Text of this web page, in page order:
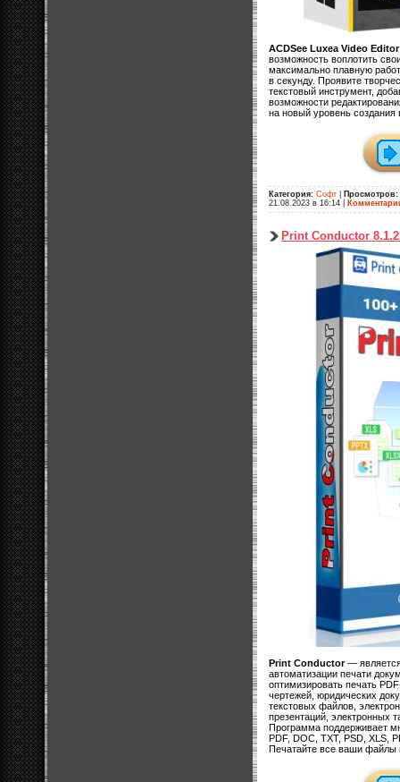
ACDSee Luxea Video
возможность воплотить
максимально плавную
в секунду. Проявите
текстовый инструмент,
возможности
на новый уровень создания
Категория: Софт Просмотров:
21.08.2023 в 16:14
Print Conductor
Print Conductor—
автоматизации печати
оптимизировать печать
чертежей, юридических
текстовых файлов,
презентаций, электронных
Программа поддерживает
PDF, DOC, TXT, PSD, XLS,
Печатайте все ваши файлы